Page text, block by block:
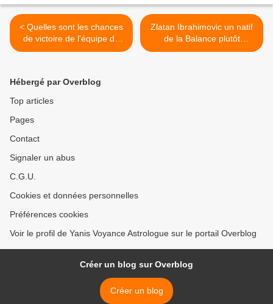
< Quelles sont les chances
de victoire de l'équipe de
France face à l'Espagne?
Zlatan Ibrahimovic un natif
de la Balance plutôt
atypique >
Hébergé par Overblog
Top articles
Pages
Contact
Signaler un abus
C.G.U.
Cookies et données personnelles
Préférences cookies
Voir le profil de Yanis Voyance Astrologue sur le portail Overblog
Créer un blog sur Overblog
Créer un blog